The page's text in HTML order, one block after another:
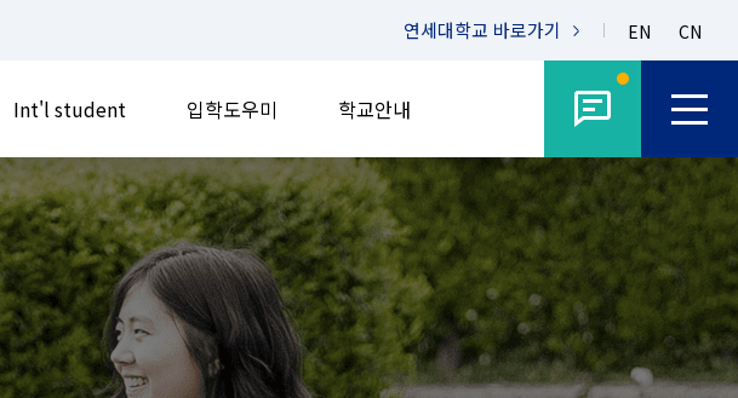
연세대학교 바로가기 EN CN
Int'l student 입학도우미 학교안내